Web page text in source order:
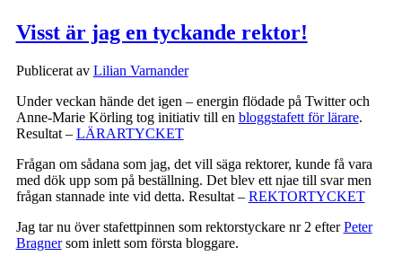
Visst är jag en tyckande rektor!
Publicerat av Lilian Varnander
Under veckan hände det igen – energin flödade på Twitter och
Anne-Marie Körling tog initiativ till en bloggstafett för lärare.
Resultat – LÄRARTYCKET
Frågan om sådana som jag, det vill säga rektorer, kunde få vara
med dök upp som på beställning. Det blev ett njae till svar men
frågan stannade inte vid detta. Resultat – REKTORTYCKET
Jag tar nu över stafettpinnen som rektorstyckare nr 2 efterPeter
Bragnersom inlett som första bloggare.